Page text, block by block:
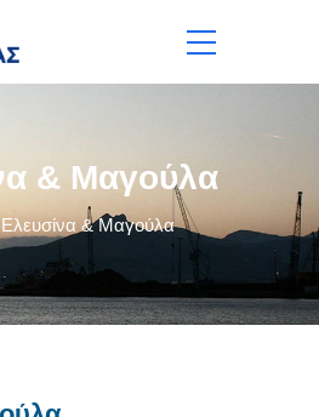
περιεχόμενο
& Μαγούλα
Ελευσίνα & Μαγούλα